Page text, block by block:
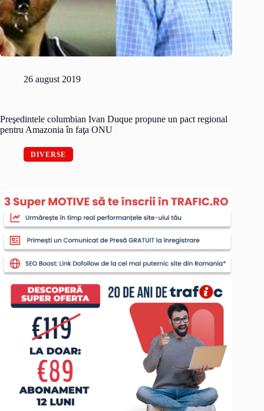
26 august 2019
Preşedintele columbian Ivan Duque propune un pact regional
pentru Amazonia în faţa ONU
DIVERSE